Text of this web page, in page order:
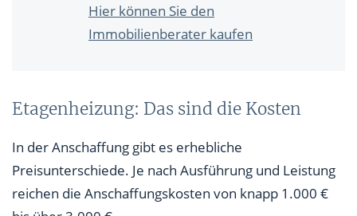
Hier können Sie den
Immobilienberater kaufen
Etagenheizung: Das sind die Kosten
In der Anschaffung gibt es erhebliche
Preisunterschiede. Je nach Ausführung und Leistung
reichen die Anschaffungskosten von knapp 1.000 €